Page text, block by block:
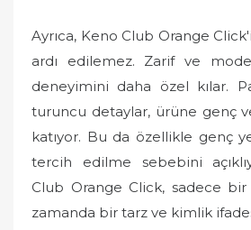
Ayrıca, Keno Club Orange
ardı edilemez. Zarif ve
deneyimini daha özel kılar.
turuncu detaylar, ürüne genç
katıyor. Bu da özellikle genç
tercih edilme sebebini
Club Orange Click, sadece bir
zamanda bir tarz ve kimlik